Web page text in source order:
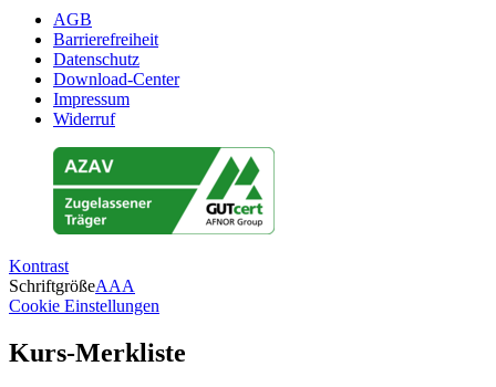
AGB
Barrierefreiheit
Datenschutz
Download-Center
Impressum
Widerruf
Kontrast
SchriftgrößeAAA
Cookie Einstellungen
Kurs-Merkliste